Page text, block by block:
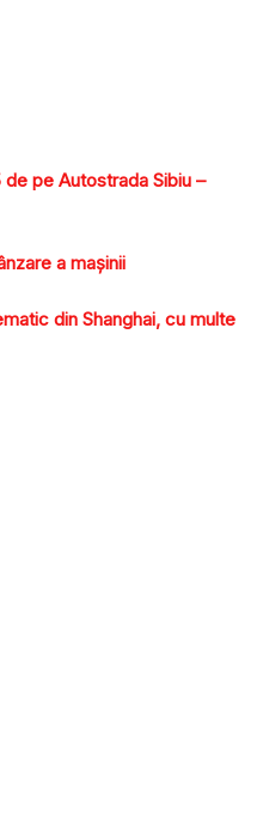
pe Autostrada Sibiu –
a mașinii
din Shanghai, cu multe